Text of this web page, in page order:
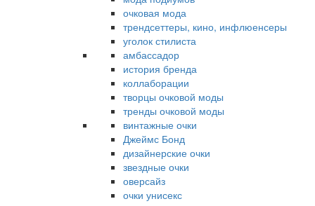
очковая мода
трендсеттеры, кино, инфлюенсеры
уголок стилиста
амбассадор
история бренда
коллаборации
творцы очковой моды
тренды очковой моды
винтажные очки
Джеймс Бонд
дизайнерские очки
звездные очки
оверсайз
очки унисекс